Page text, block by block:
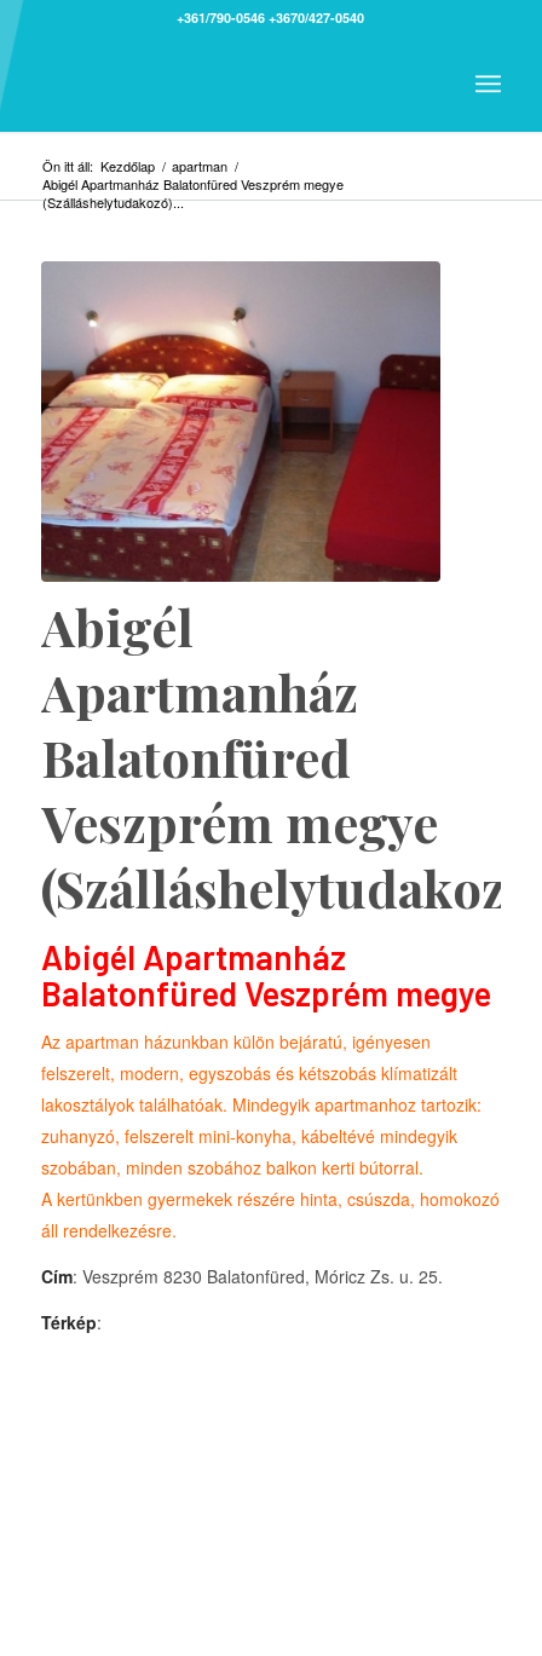
+361/790-0546 +3670/427-0540
Ön itt áll: Kezdőlap / apartman /
Abigél Apartmanház Balatonfüred Veszprém megye
(Szálláshelytudakozó)...
Abigél
Apartmanház
Balatonfüred
Veszprém megye
Abigél Apartmanház
Balatonfüred Veszprém megye
Az apartman házunkban külön bejáratú, igényesen
felszerelt, modern, egyszobás és kétszobás klímatizált
lakosztályok találhatóak. Mindegyik apartmanhoz tartozik:
zuhanyzó, felszerelt mini-konyha, kábeltévé mindegyik
szobában, minden szobához balkon kerti bútorral.
A kertünkben gyermekek részére hinta, csúszda, homokozó
áll rendelkezésre.
Cím: Veszprém 8230 Balatonfüred, Móricz Zs. u. 25.
Térkép: